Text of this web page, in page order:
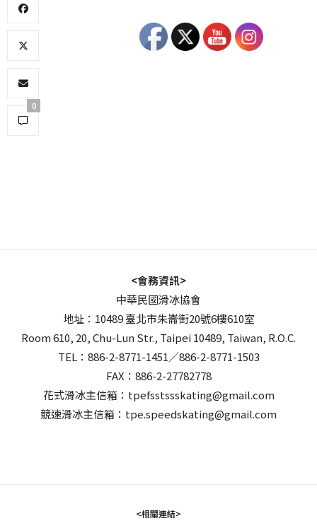
0
<會務資訊>
中華民國滑冰協會
地址：10489 臺北市朱崙街20號6樓610室
Room 610, 20, Chu-Lun Str., Taipei 10489, Taiwan, R.O.C.
TEL：886-2-8771-1451／886-2-8771-1503
FAX：886-2-27782778
花式滑冰主信箱：tpefsstssskating@gmail.com
競速滑冰主信箱：tpe.speedskating@gmail.com
<相關連結>